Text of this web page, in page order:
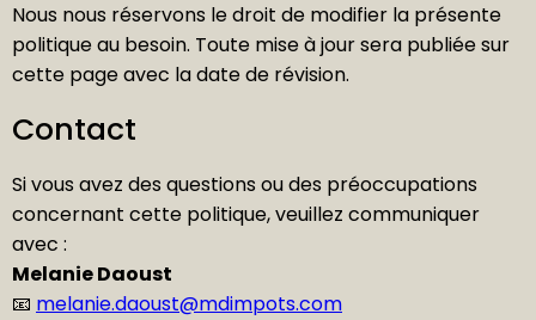
Nous nous réservons le droit de modifier la présente
politique au besoin. Toute mise à jour sera publiée sur
cette page avec la date de révision.
Contact
Si vous avez des questions ou des préoccupations
concernant cette politique, veuillez communiquer
avec :
Melanie Daoust
📧 melanie.daoust@mdimpots.com